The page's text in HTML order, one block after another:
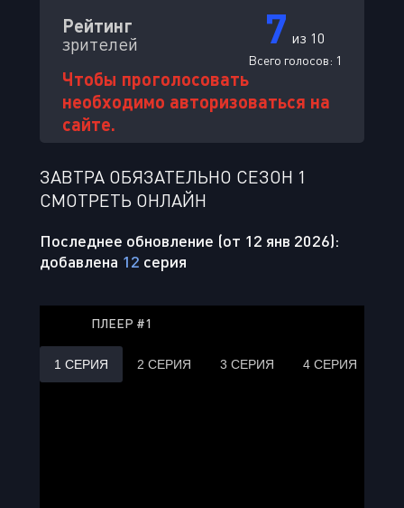
Рейтинг
зрителей 7 из 10
Всего голосов: 1
Чтобы проголосовать
необходимо авторизоваться на
сайте.
ЗАВТРА ОБЯЗАТЕЛЬНО СЕЗОН 1
СМОТРЕТЬ ОНЛАЙН
Последнее обновление (от 12 янв 2026):
добавлена 12 серия
ПЛЕЕР #1